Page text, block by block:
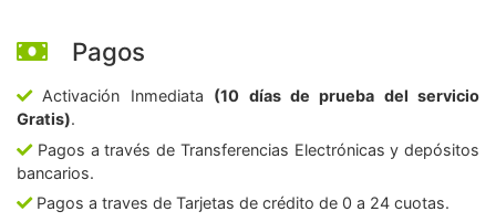
Pagos
Activación Inmediata (10 días de prueba del servicio
Gratis).
Pagos a través de Transferencias Electrónicas y depósitos
bancarios.
Pagos a traves de Tarjetas de crédito de 0 a 24 cuotas.